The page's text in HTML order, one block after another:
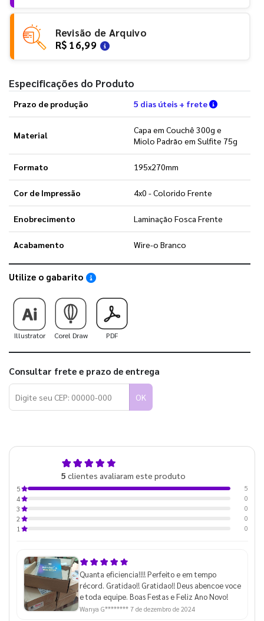
Revisão de Arquivo
R$ 16,99
Especificações do Produto
Prazo de produção 5 dias úteis + frete Verifique
Material
Capa em Couchê 300g e
Miolo Padrão em Sulfite 75g
Formato 195x270mm
Cor de Impressão 4x0 - Colorido Frente
Enobrecimento Laminação Fosca Frente
Acabamento Wire-o Branco
Utilize o gabarito Saiba como utilizar os nossos gabaritos
Illustrator Corel Draw PDF
Consultar frete e prazo de entrega
OK
5 clientes avaliaram este produto
5
5
4
0
3
0
2
0
1
0
Quanta eficiencia!!!! Perfeito e em tempo
récord. Gratidao!! Gratidao!! Deus abencoe voce
e toda equipe. Boas Festas e Feliz Ano Novo!
Wanya G******** 7 de dezembro de 2024